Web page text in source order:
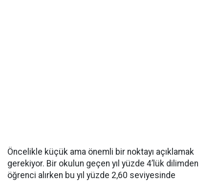
Öncelikle küçük ama önemli bir noktayı açıklamak
gerekiyor. Bir okulun geçen yıl yüzde 4’lük dilimden
öğrenci alırken bu yıl yüzde 2,60 seviyesinde